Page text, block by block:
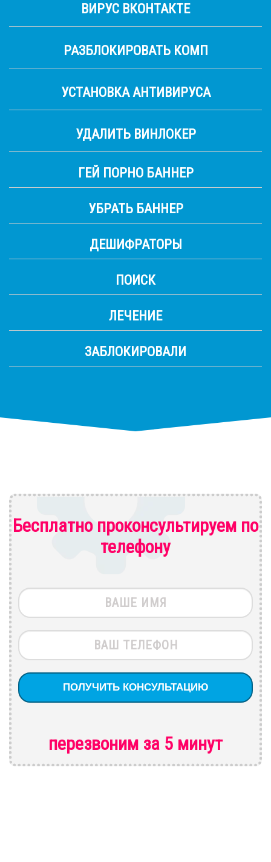
ВИРУС ВКОНТАКТЕ
РАЗБЛОКИРОВАТЬ КОМП
УСТАНОВКА АНТИВИРУСА
УДАЛИТЬ ВИНЛОКЕР
ГЕЙ ПОРНО БАННЕР
УБРАТЬ БАННЕР
ДЕШИФРАТОРЫ
ПОИСК
ЛЕЧЕНИЕ
ЗАБЛОКИРОВАЛИ
Бесплатно проконсультируем по
телефону
перезвоним за 5 минут